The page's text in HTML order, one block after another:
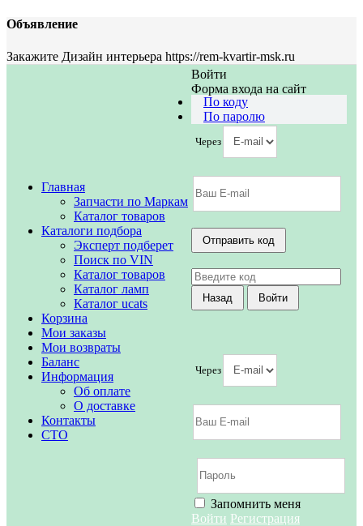
Объявление
Закажите Дизайн интерьера https://rem-kvartir-msk.ru
Главная
Запчасти по Маркам
Каталог товаров
Каталоги подбора
Эксперт подберет
Поиск по VIN
Каталог товаров
Каталог ламп
Каталог ucats
Корзина
Мои заказы
Мои возвраты
Баланс
Информация
Об оплате
О доставке
Контакты
СТО
Войти
Форма входа на сайт
По коду
По паролю
Через
Через
Запомнить меня
Войти Регистрация